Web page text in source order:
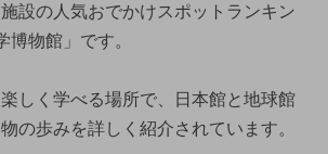
設の人気おでかけスポットランキン
博物館」です。
しく学べる場所で、日本館と地球館
の歩みを詳しく紹介されています。